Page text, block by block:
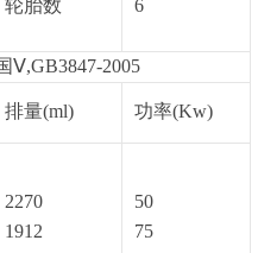
轮胎数 6
Ⅴ,GB3847-2005
排量(ml) 功率(Kw)
2270
1912
50
75